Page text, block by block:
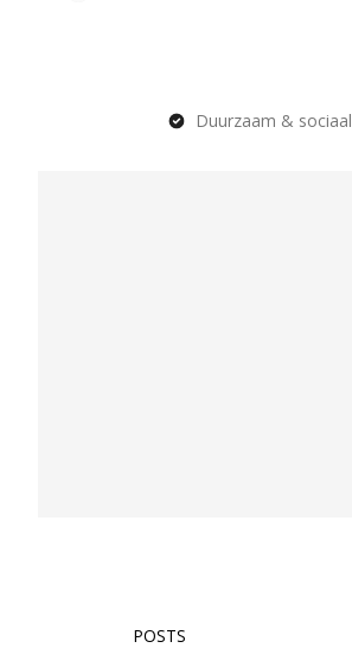
Duurzaam & sociaal
POSTS